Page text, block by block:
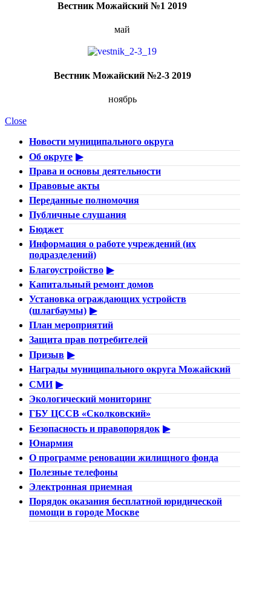
Вестник Можайский №1 2019
май
Вестник Можайский №2-3 2019
ноябрь
Close
Новости муниципального округа
Об округе
Права и основы деятельности
Правовые акты
Переданные полномочия
Публичные слушания
Бюджет
Информация о работе учреждений (их
подразделений)
Благоустройство
Капитальный ремонт домов
Установка ограждающих устройств
(шлагбаумы)
План мероприятий
Защита прав потребителей
Призыв
Награды муниципального округа Можайский
СМИ
Экологический мониторинг
ГБУ ЦССВ «Сколковский»
Безопасность и правопорядок
Юнармия
О программе реновации жилищного фонда
Полезные телефоны
Электронная приемная
Порядок оказания бесплатной юридической
помощи в городе Москве